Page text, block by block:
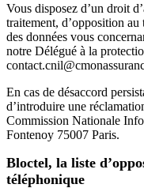
Vous disposez d’un droit
traitement, d’opposition
des données vous
notre Délégué à la
En cas de désaccord
d’introduire une
Commission Nationale
Fontenoy 75007 Paris.
Bloctel, la liste
téléphonique